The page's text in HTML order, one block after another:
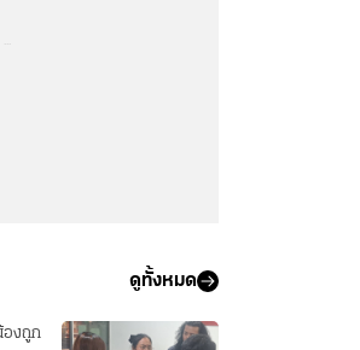
ดูทั้งหมด
องถูก